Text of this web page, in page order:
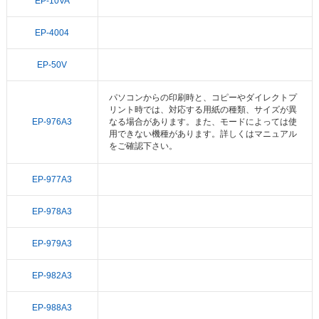
EP-4004
EP-50V
EP-976A3
パソコンからの印刷時と、コピーやダイレクトプ
リント時では、対応する用紙の種類、サイズが異
なる場合があります。また、モードによっては使
用できない機種があります。詳しくはマニュアル
をご確認下さい。
EP-977A3
EP-978A3
EP-979A3
EP-982A3
EP-988A3